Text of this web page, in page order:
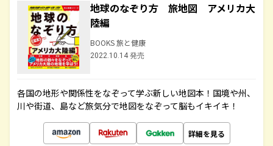
地球のなぞり方 旅地図 アメリカ大
陸編
BOOKS 旅と健康
2022.10.14 発売
各国の地形や関係性をなぞって学ぶ新しい地図本！国境や州、
川や街道、島など旅気分で地図をなぞって脳もイキイキ！
詳細を見る